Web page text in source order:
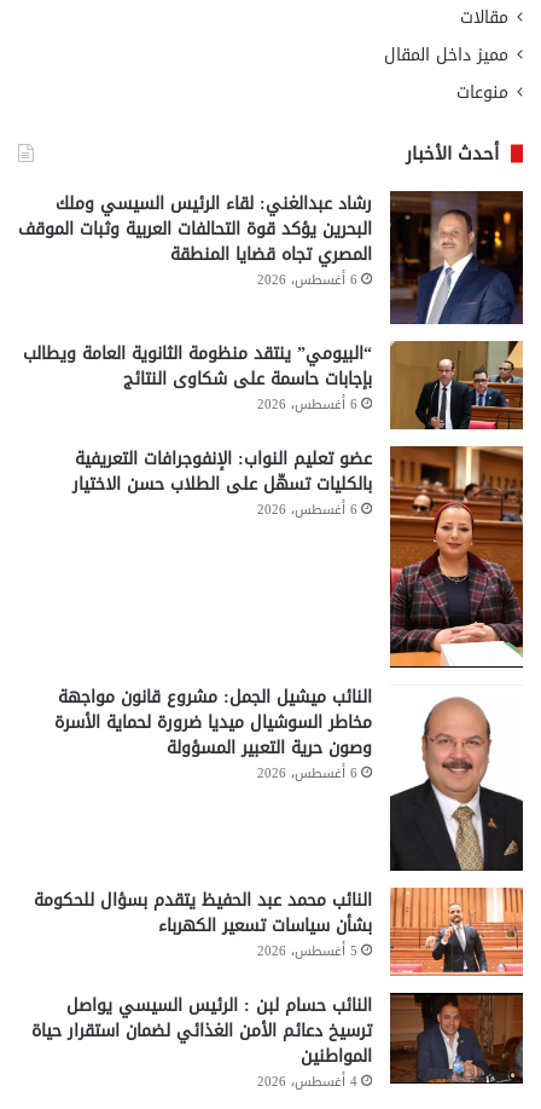
مقالات
مميز داخل المقال
منوعات
أحدث الأخبار
رشاد عبدالغني: لقاء الرئيس السيسي وملك
البحرين يؤكد قوة التحالفات العربية وثبات الموقف
المصري تجاه قضايا المنطقة
6 أغسطس، 2026
“البيومي” ينتقد منظومة الثانوية العامة ويطالب
بإجابات حاسمة على شكاوى النتائج
6 أغسطس، 2026
عضو تعليم النواب: الإنفوجرافات التعريفية
بالكليات تسهّل على الطلاب حسن الاختيار
6 أغسطس، 2026
النائب ميشيل الجمل: مشروع قانون مواجهة
مخاطر السوشيال ميديا ضرورة لحماية الأسرة
وصون حرية التعبير المسؤولة
6 أغسطس، 2026
النائب محمد عبد الحفيظ يتقدم بسؤال للحكومة
بشأن سياسات تسعير الكهرباء
5 أغسطس، 2026
النائب حسام لبن : الرئيس السيسي يواصل
ترسيخ دعائم الأمن الغذائي لضمان استقرار حياة
المواطنين
4 أغسطس، 2026